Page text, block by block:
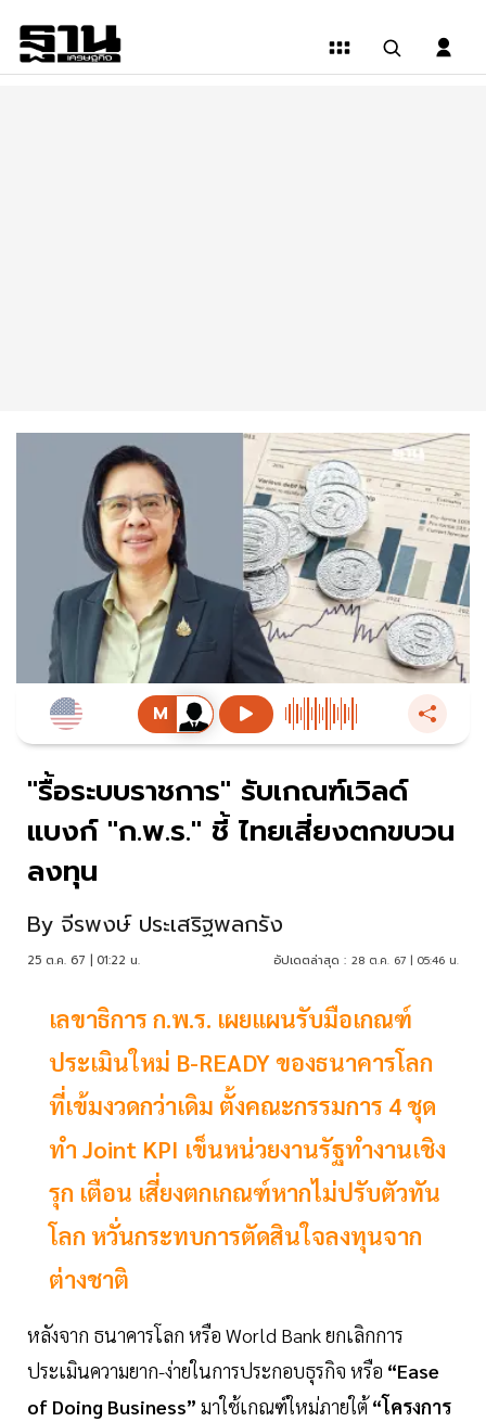
"รื้อระบบราชการ" รับเกณฑ์เวิลด์
แบงก์ "ก.พ.ร." ชี้ ไทยเสี่ยงตกขบวน
ลงทุน
By จีรพงษ์ ประเสริฐพลกรัง
25 ต.ค. 67 | 01:22 น. อัปเดตล่าสุด : 28 ต.ค. 67 | 05:46 น.
เลขาธิการ ก.พ.ร. เผยแผนรับมือเกณฑ์
ประเมินใหม่ B-READY ของธนาคารโลก
ที่เข้มงวดกว่าเดิม ตั้งคณะกรรมการ 4 ชุด
ทำ Joint KPI เข็นหน่วยงานรัฐทำงานเชิง
รุก เตือน เสี่ยงตกเกณฑ์หากไม่ปรับตัวทัน
โลก หวั่นกระทบการตัดสินใจลงทุนจาก
ต่างชาติ
หลังจาก ธนาคารโลก หรือ World Bank ยกเลิกการ
ประเมินความยาก-ง่ายในการประกอบธุรกิจ หรือ “Ease
of Doing Business” มาใช้เกณฑ์ใหม่ภายใต้“โครงการ